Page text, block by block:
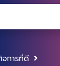
การที่ดี